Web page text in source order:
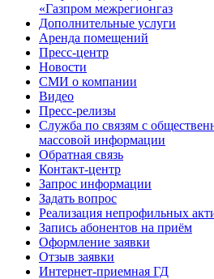
«Газпром межрегионгаз
Дополнительные услуги
Аренда помещений
Пресс-центр
Новости
СМИ о компании
Видео
Пресс-релизы
Служба по связям с
массовой информации
Обратная связь
Контакт-центр
Запрос информации
Задать вопрос
Реализация непрофильных
Запись абонентов на приём
Оформление заявки
Отзыв заявки
Интернет-приемная ГД